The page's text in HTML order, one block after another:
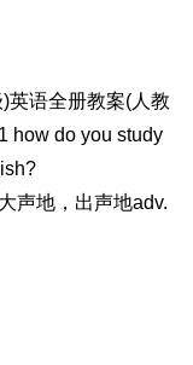
英语全册教案(人教
how do you study
声地，出声地adv.